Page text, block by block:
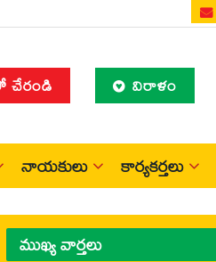
చేరండి విరాళం
నాయకులు కార్యకర్తలు
ముఖ్య వార్తలు